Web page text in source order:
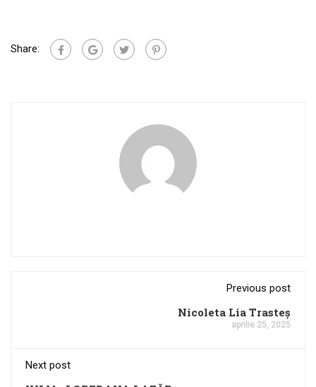
Share:
Previous post
Nicoleta Lia Trasteș
aprilie 25, 2025
Next post